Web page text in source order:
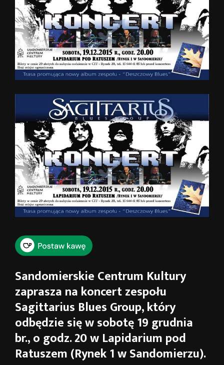
Sandomierskie Centrum Kultury
zaprasza na koncert zespołu
Sagittarius Blues Group, który
odbędzie się w sobotę 19 grudnia
br., o godz. 20 w Lapidarium pod
Ratuszem (Rynek 1 w Sandomierzu).